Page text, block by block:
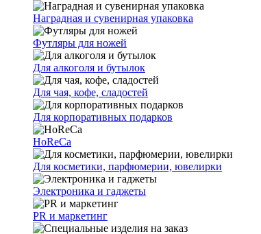
Наградная и сувенирная упаковка
Футляры для ножей
Для алкоголя и бутылок
Для чая, кофе, сладостей
Для корпоративных подарков
HoReCa
Для косметики, парфюмерии, ювелирки
Электроника и гаджеты
PR и маркетинг